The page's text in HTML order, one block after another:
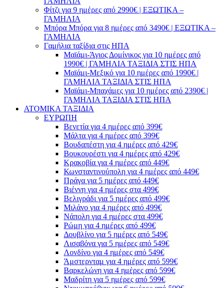
Φίτζι για 9 ημέρες από 2990€ | ΕΞΩΤΙΚΑ –
ΓΑΜΗΛΙΑ
Μπόρα Μπόρα για 8 ημέρες από 3490€ | ΕΞΩΤΙΚΑ –
ΓΑΜΗΛΙΑ
Γαμήλια ταξίδια στις ΗΠΑ
Μαϊάμι-Άγιος Δομίνικος για 10 ημέρες από
1990€ | ΓΑΜΗΛΙΑ ΤΑΞΙΔΙΑ ΣΤΙΣ ΗΠΑ
Μαϊάμι-Μεξικό για 10 ημέρες από 1990€ |
ΓΑΜΗΛΙΑ ΤΑΞΙΔΙΑ ΣΤΙΣ ΗΠΑ
Μαϊάμι-Μπαχάμες για 10 ημέρες από 2390€ |
ΓΑΜΗΛΙΑ ΤΑΞΙΔΙΑ ΣΤΙΣ ΗΠΑ
ΑΤΟΜΙΚΑ ΤΑΞΙΔΙΑ
ΕΥΡΩΠΗ
Βενετία για 4 ημέρες από 399€
Μάλτα για 4 ημέρες από 399€
Βουδαπέστη για 4 ημέρες από 429€
Βουκουρέστι για 4 ημέρες από 429€
Κρακοβία για 4 ημέρες από 449€
Κωνσταντινούπολη για 4 ημέρες από 449€
Πράγα για 5 ημέρες από 449€
Βιέννη για 4 ημέρες στα 499€
Βελιγράδι για 5 ημέρες από 499€
Μιλάνο για 4 ημέρες από 499€
Νάπολη για 4 ημέρες στα 499€
Ρώμη για 4 ημέρες από 499€
Δουβλίνο για 5 ημέρες από 549€
Λισαβόνα για 5 ημέρες από 549€
Λονδίνο για 4 ημέρες από 549€
Άμστερνταμ για 4 ημέρες από 599€
Βαρκελώνη για 4 ημέρες από 599€
Μαδρίτη για 5 ημέρες από 599€